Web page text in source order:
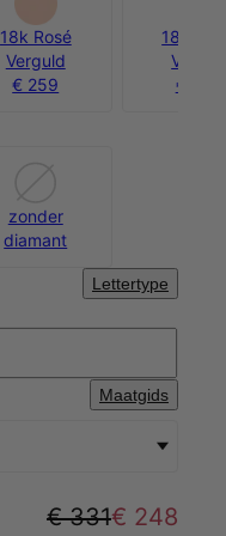
18k Rosé
Verguld
€ 259
18k
€ 300
zonder
diamant
Lettertype
Maatgids
€ 331€ 248